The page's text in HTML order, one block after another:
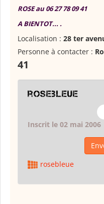
ROSE au 06 27 78 09 41
A BIENTOT... .
Localisation : 28 ter
Personne à contacter :
41
rosebleue
Inscrit le 02 mai 2006
rosebleue